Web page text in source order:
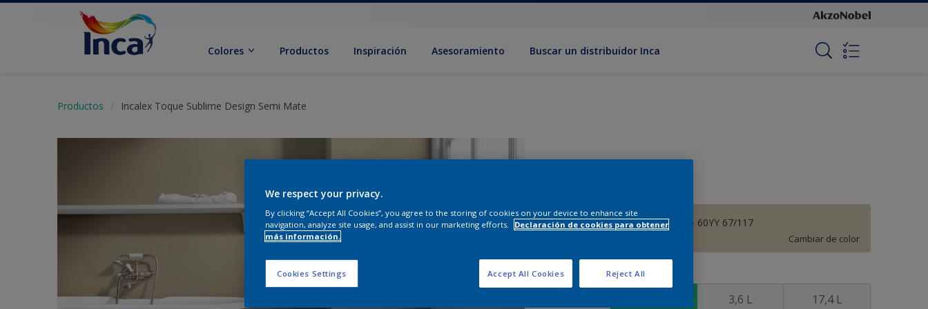
Colores Productos Inspiración Asesoramiento Buscar un distribuidor Inca
Productos Incalex Toque Sublime Design Semi Mate
Valle Nublado - 60YY 67/117
Cambiar de color
Tamaño
3,6 L 17,4 L
We respect your privacy.
By clicking “Accept All Cookies”, you agree to the storing of cookies on your device to enhance site
navigation, analyze site usage, and assist in our marketing efforts.
Declaración de cookies para obtener
más información.
Cookies Settings Reject All
Accept All Cookies